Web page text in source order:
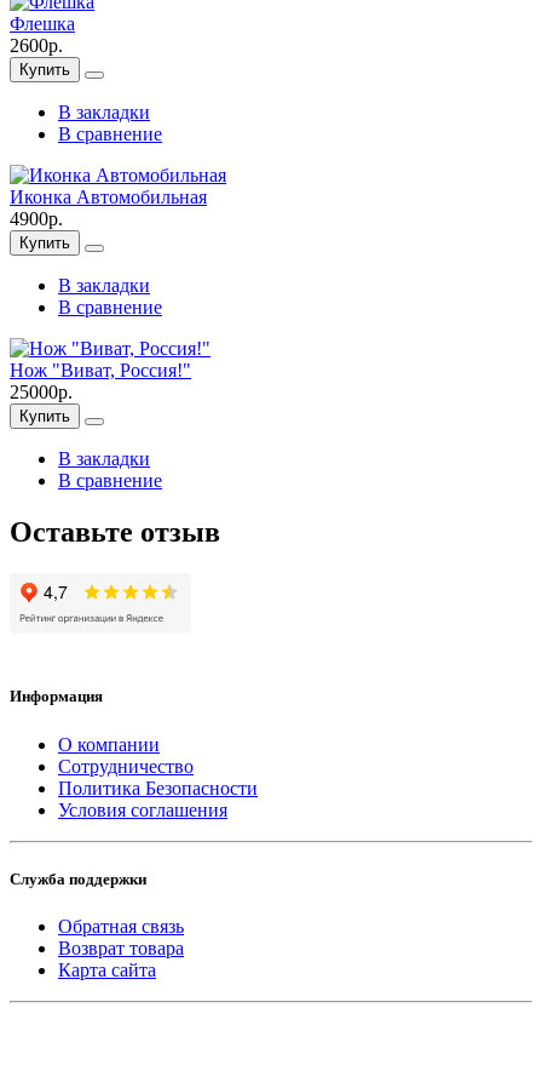
Флешка
2600р.
Купить
В закладки
В сравнение
Иконка Автомобильная
4900р.
Купить
В закладки
В сравнение
Нож "Виват, Россия!"
25000р.
Купить
В закладки
В сравнение
Оставьте отзыв
Информация
О компании
Сотрудничество
Политика Безопасности
Условия соглашения
Служба поддержки
Обратная связь
Возврат товара
Карта сайта